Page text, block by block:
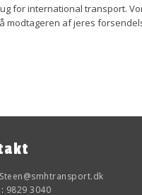
for international transport.
modtageren af jeres
Steen@smhtransport.dk
9829 3040